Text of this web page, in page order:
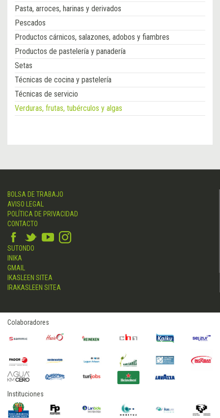
Pasta, arroces, harinas y derivados
Pescados
Productos cárnicos, salazones, adobos y fiambres
Productos de pastelería y panadería
Setas
Técnicas de cocina y pastelería
Técnicas de servicio
Verduras, frutas, tubérculos y algas
BOLSA DE TRABAJO
AVISO LEGAL
POLÍTICA DE PRIVACIDAD
CONTACTO
SUTONDO
INIKA
GMAIL
IKASLEEN SITEA
IRAKASLEEN SITEA
Colaboradores
Instituciones